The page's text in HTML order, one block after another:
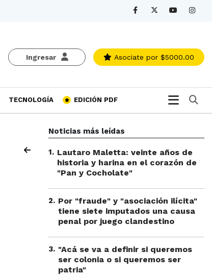
Ingresar Asociate por $5000.00
TECNOLOGÍA EDICIÓN PDF
Noticias más leídas
1. Lautaro Maletta: veinte años de
historia y harina en el corazón de
"Pan y Cocholate"
2. Por "fraude" y "asociación ilícita"
tiene siete imputados una causa
penal por juego clandestino
3. "Acá se va a definir si queremos
ser colonia o si queremos ser
patria"